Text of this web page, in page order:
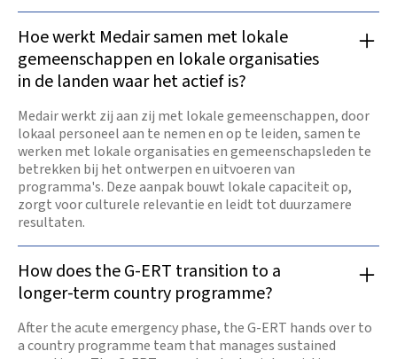
Hoe werkt Medair samen met lokale
gemeenschappen en lokale organisaties
in de landen waar het actief is?
Medair werkt zij aan zij met lokale gemeenschappen, door
lokaal personeel aan te nemen en op te leiden, samen te
werken met lokale organisaties en gemeenschapsleden te
betrekken bij het ontwerpen en uitvoeren van
programma's. Deze aanpak bouwt lokale capaciteit op,
zorgt voor culturele relevantie en leidt tot duurzamere
resultaten.
How does the G-ERT transition to a
longer-term country programme?
After the acute emergency phase, the G-ERT hands over to
a country programme team that manages sustained